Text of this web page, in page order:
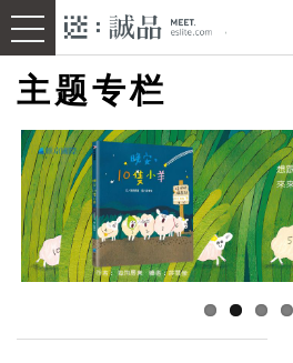
主题专栏